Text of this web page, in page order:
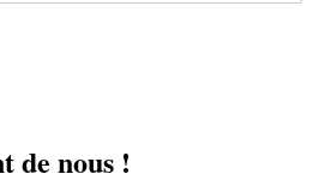
de nous !